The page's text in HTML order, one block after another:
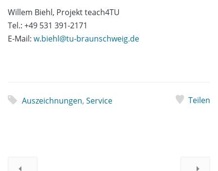
Willem Biehl, Projekt teach4TU
Tel.: +49 531 391-2171
E-Mail: w.biehl@tu-braunschweig.de
Auszeichnungen, Service Teilen